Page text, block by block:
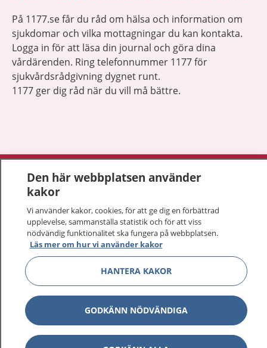
På 1177.se får du råd om hälsa och information om
sjukdomar och vilka mottagningar du kan kontakta.
Logga in för att läsa din journal och göra dina
vårdärenden. Ring telefonnummer 1177 för
sjukvårdsrådgivning dygnet runt.
1177 ger dig råd när du vill må bättre.
1177 på flera språk
Kontakt
Behandling av personuppgifter
Hantering av kakor
Inställningar för kakor
Den här webbplatsen använder
kakor
Vi använder kakor, cookies, för att ge dig en förbättrad
upplevelse, sammanställa statistik och för att viss
nödvändig funktionalitet ska fungera på webbplatsen.
Läs mer om hur vi använder kakor
HANTERA KAKOR
GODKÄNN NÖDVÄNDIGA